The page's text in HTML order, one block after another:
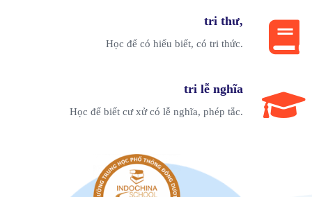
tri thư,
Học để có hiểu biết, có tri thức.
tri lễ nghĩa
Học để biết cư xử có lễ nghĩa, phép tắc.